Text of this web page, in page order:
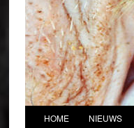
HOME NIEUWS